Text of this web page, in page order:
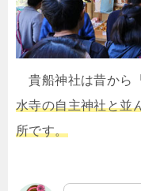
貴船神社は昔から
水寺の自主神社と並
所です。